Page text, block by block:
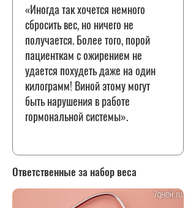
«Иногда так хочется немного
сбросить вес, но ничего не
получается. Более того, порой
пациенткам с ожирением не
удается похудеть даже на один
килограмм! Виной этому могут
быть нарушения в работе
гормональной системы».
Ответственные за набор веса